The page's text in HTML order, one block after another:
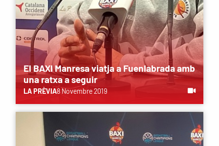
El BAXI Manresa viatja a Fuenlabrada amb
una ratxa a seguir
LA PRÈVIA8 Novembre 2019